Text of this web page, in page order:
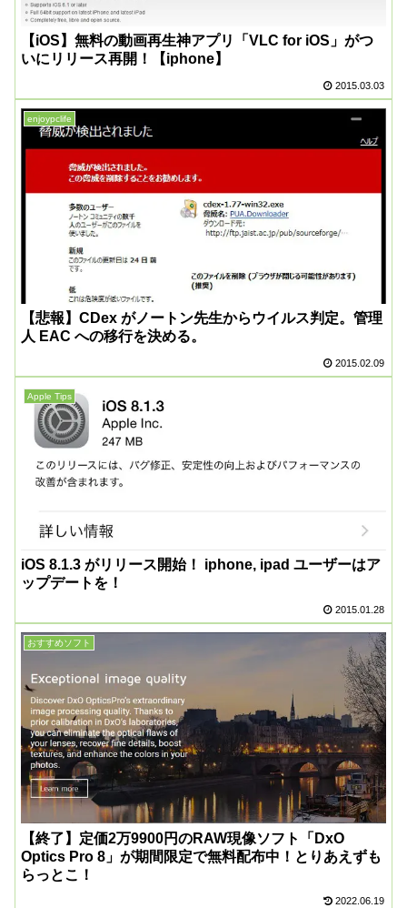
【iOS】無料の動画再生神アプリ「VLC for iOS」がつ
いにリリース再開！【iphone】
2015.03.03
enjoypclife
【悲報】CDex がノートン先生からウイルス判定。管理
人 EAC への移行を決める。
2015.02.09
Apple Tips
iOS 8.1.3 がリリース開始！ iphone, ipad ユーザーはア
ップデートを！
2015.01.28
おすすめソフト
【終了】定価2万9900円のRAW現像ソフト「DxO
Optics Pro 8」が期間限定で無料配布中！とりあえずも
らっとこ！
2022.06.19